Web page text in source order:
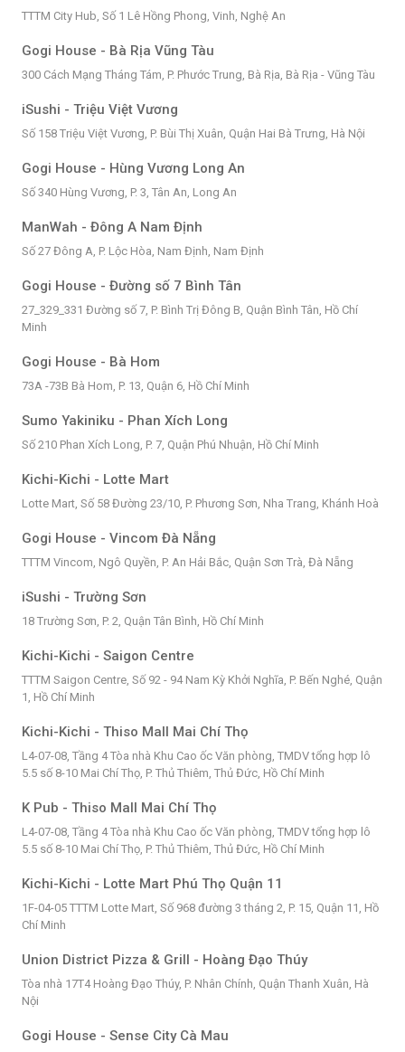
TTTM City Hub, Số 1 Lê Hồng Phong, Vinh, Nghệ An
Gogi House - Bà Rịa Vũng Tàu
300 Cách Mạng Tháng Tám, P. Phước Trung, Bà Rịa, Bà Rịa - Vũng Tàu
iSushi - Triệu Việt Vương
Số 158 Triệu Việt Vương, P. Bùi Thị Xuân, Quận Hai Bà Trưng, Hà Nội
Gogi House - Hùng Vương Long An
Số 340 Hùng Vương, P. 3, Tân An, Long An
ManWah - Đông A Nam Định
Số 27 Đông A, P. Lộc Hòa, Nam Định, Nam Định
Gogi House - Đường số 7 Bình Tân
27_329_331 Đường số 7, P. Bình Trị Đông B, Quận Bình Tân, Hồ Chí
Minh
Gogi House - Bà Hom
73A -73B Bà Hom, P. 13, Quận 6, Hồ Chí Minh
Sumo Yakiniku - Phan Xích Long
Số 210 Phan Xích Long, P. 7, Quận Phú Nhuận, Hồ Chí Minh
Kichi-Kichi - Lotte Mart
Lotte Mart, Số 58 Đường 23/10, P. Phương Sơn, Nha Trang, Khánh Hoà
Gogi House - Vincom Đà Nẵng
TTTM Vincom, Ngô Quyền, P. An Hải Bắc, Quận Sơn Trà, Đà Nẵng
iSushi - Trường Sơn
18 Trường Sơn, P. 2, Quận Tân Bình, Hồ Chí Minh
Kichi-Kichi - Saigon Centre
TTTM Saigon Centre, Số 92 - 94 Nam Kỳ Khởi Nghĩa, P. Bến Nghé, Quận
1, Hồ Chí Minh
Kichi-Kichi - Thiso Mall Mai Chí Thọ
L4-07-08, Tầng 4 Tòa nhà Khu Cao ốc Văn phòng, TMDV tổng hợp lô
5.5 số 8-10 Mai Chí Thọ, P. Thủ Thiêm, Thủ Đức, Hồ Chí Minh
K Pub - Thiso Mall Mai Chí Thọ
L4-07-08, Tầng 4 Tòa nhà Khu Cao ốc Văn phòng, TMDV tổng hợp lô
5.5 số 8-10 Mai Chí Thọ, P. Thủ Thiêm, Thủ Đức, Hồ Chí Minh
Kichi-Kichi - Lotte Mart Phú Thọ Quận 11
1F-04-05 TTTM Lotte Mart, Số 968 đường 3 tháng 2, P. 15, Quận 11, Hồ
Chí Minh
Union District Pizza & Grill - Hoàng Đạo Thúy
Tòa nhà 17T4 Hoàng Đạo Thúy, P. Nhân Chính, Quận Thanh Xuân, Hà
Nội
Gogi House - Sense City Cà Mau